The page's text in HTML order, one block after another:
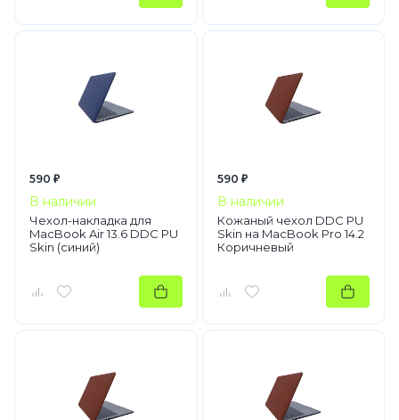
590 ₽
В наличии
Чехол-накладка для
MacBook Air 13.6 DDC PU
Skin (синий)
590 ₽
В наличии
Кожаный чехол DDC PU
Skin на MacBook Pro 14.2
Коричневый